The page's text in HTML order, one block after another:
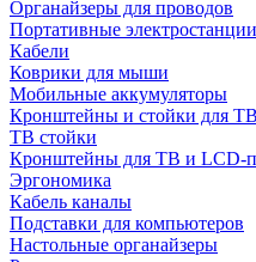
Органайзеры для проводов
Портативные электростанции
Кабели
Коврики для мыши
Мобильные аккумуляторы
Кронштейны и стойки для
ТВ стойки
Кронштейны для ТВ и LCD-
Эргономика
Кабель каналы
Подставки для компьютеров
Настольные органайзеры